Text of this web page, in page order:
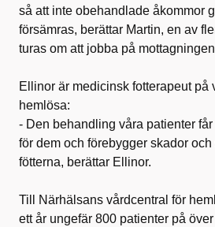
så att inte obehandlade åkommor
försämras, berättar Martin, en av
turas om att jobba på
Ellinor är medicinsk fotterapeut på
hemlösa:
- Den behandling våra patienter
för dem och förebygger skador
fötterna, berättar Ellinor.
Till Närhälsans vårdcentral för
ett år ungefär 800 patienter på